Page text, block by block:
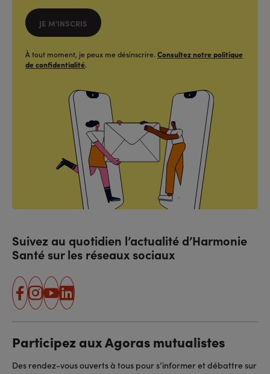
JE M'INSCRIS
À tout moment, je peux me désinscrire. Consultez notre politique
de confidentialité.
Suivez au quotidien l’actualité d’Harmonie
Santé sur les réseaux sociaux
facebook
instagram
youtube
linkedin
Participez aux Agoras mutualistes
Des rendez-vous ouverts à tous pour s’informer et débattre sur